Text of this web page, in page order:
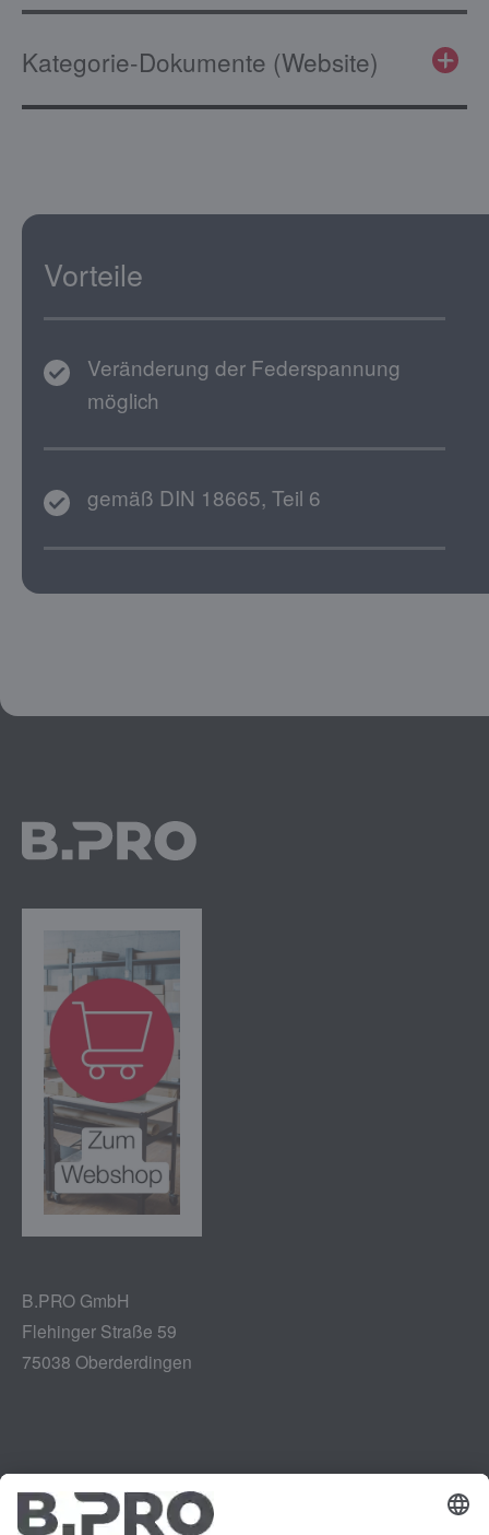
Kategorie-Dokumente (Website)
Vorteile
Veränderung der Federspannung
möglich
gemäß DIN 18665, Teil 6
B.PRO GmbH
Flehinger Straße 59
75038 Oberderdingen
Impressum